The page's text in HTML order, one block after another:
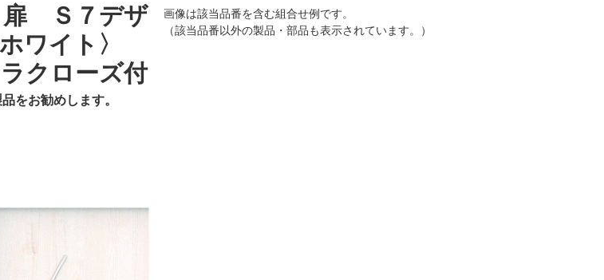
Ｓ７デザ
ワイト〉
クローズ付
をお勧めします。
画像は該当品番を含む組合せ例です。
（該当品番以外の製品・部品も表示されています。）